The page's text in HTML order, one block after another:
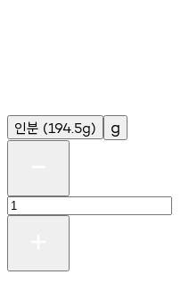
인분 (194.5g) g